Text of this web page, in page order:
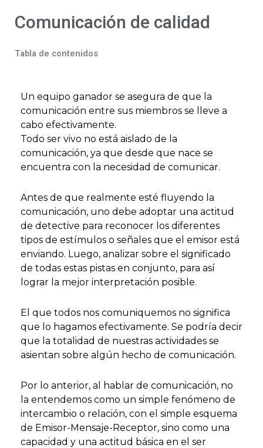
Comunicación de calidad
Tabla de contenidos
Un equipo ganador se asegura de que la
comunicación entre sus miembros se lleve a
cabo efectivamente.
Todo ser vivo no está aislado de la
comunicación, ya que desde que nace se
encuentra con la necesidad de comunicar.
Antes de que realmente esté fluyendo la
comunicación, uno debe adoptar una actitud
de detective para reconocer los diferentes
tipos de estímulos o señales que el emisor está
enviando. Luego, analizar sobre el significado
de todas estas pistas en conjunto, para así
lograr la mejor interpretación posible.
El que todos nos comuniquemos no significa
que lo hagamos efectivamente. Se podría decir
que la totalidad de nuestras actividades se
asientan sobre algún hecho de comunicación.
Por lo anterior, al hablar de comunicación, no
la entendemos como un simple fenómeno de
intercambio o relación, con el simple esquema
de Emisor-Mensaje-Receptor, sino como una
capacidad y una actitud básica en el ser